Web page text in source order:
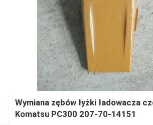
Wymiana zębów łyżki ładowacza
Komatsu PC300 207-70-14151